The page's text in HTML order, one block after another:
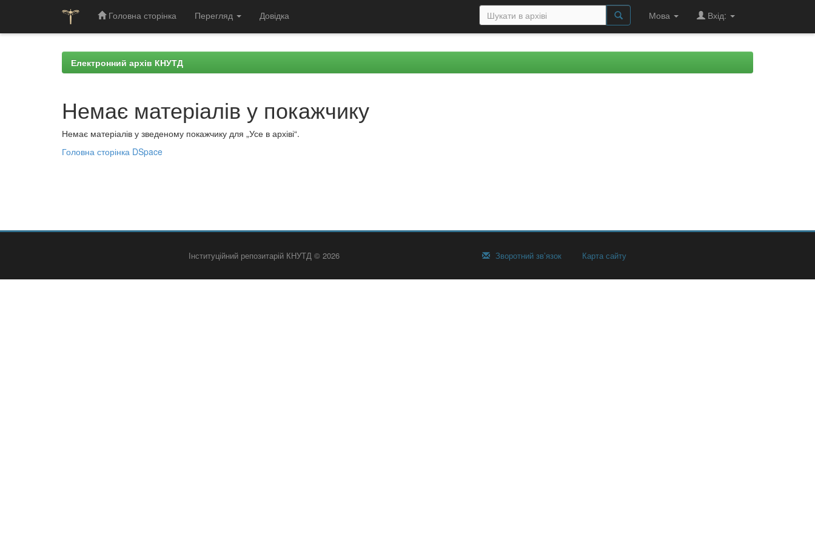
Головна сторінка Перегляд Довідка Мова Вхід:
Електронний архів КНУТД
Немає матеріалів у покажчику
Немає матеріалів у зведеному покажчику для „Усе в архіві“.
Головна сторінка DSpace
Інституційний репозитарій КНУТД © 2026 Зворотний зв’язок Карта сайту